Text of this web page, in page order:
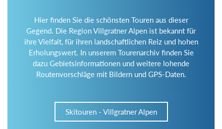
Hier finden Sie die schönsten Touren aus dieser
Gegend. Die Region Villgratner Alpen ist bekannt für
ihre Vielfalt, für ihren landschaftlichen Reiz und hohen
Erholungswert. In unserem Tourenarchiv finden Sie
dazu Gebietsinformationen und weitere lohende
Routenvorschläge mit Bildern und GPS-Daten.
Skitouren - Villgratner Alpen